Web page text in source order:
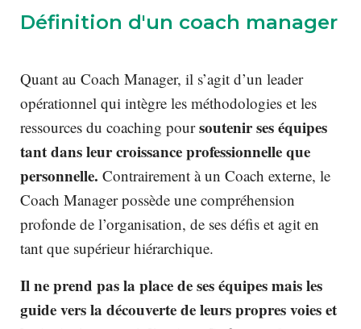
Définition d'un coach manager
Quant au Coach Manager, il s’agit d’un leader
opérationnel qui intègre les méthodologies et les
ressources du coaching poursoutenir ses équipes
tant dans leur croissance professionnelle que
personnelle. Contrairement à un Coach externe, le
Coach Manager possède une compréhension
profonde de l’organisation, de ses défis et agit en
tant que supérieur hiérarchique.
Il ne prend pas la place de ses équipes mais les
guide vers la découverte de leurs propres voies et